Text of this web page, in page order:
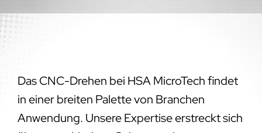
Anwendung. Unsere Expertise erstreckt sich
dieser Bereiche haben wir durch unsere
präzisen und hochwertigen Produkte einen
Namen gemacht.